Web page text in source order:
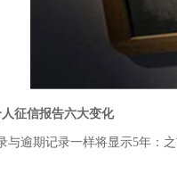
信报告六大变化
逾期记录一样将显示5年：之